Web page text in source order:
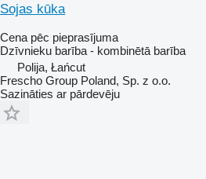
Sojas kūka
Cena pēc pieprasījuma
Dzīvnieku barība - kombinētā barība
Polija, Łańcut
Frescho Group Poland, Sp. z o.o.
Sazināties ar pārdevēju